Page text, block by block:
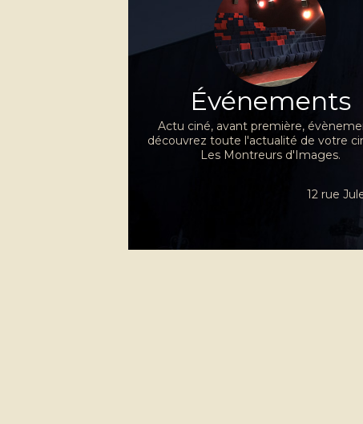
Événements
Actu ciné, avant première,
découvrez toute l'actualité de votre
Les Montreurs d'Images.
12 rue